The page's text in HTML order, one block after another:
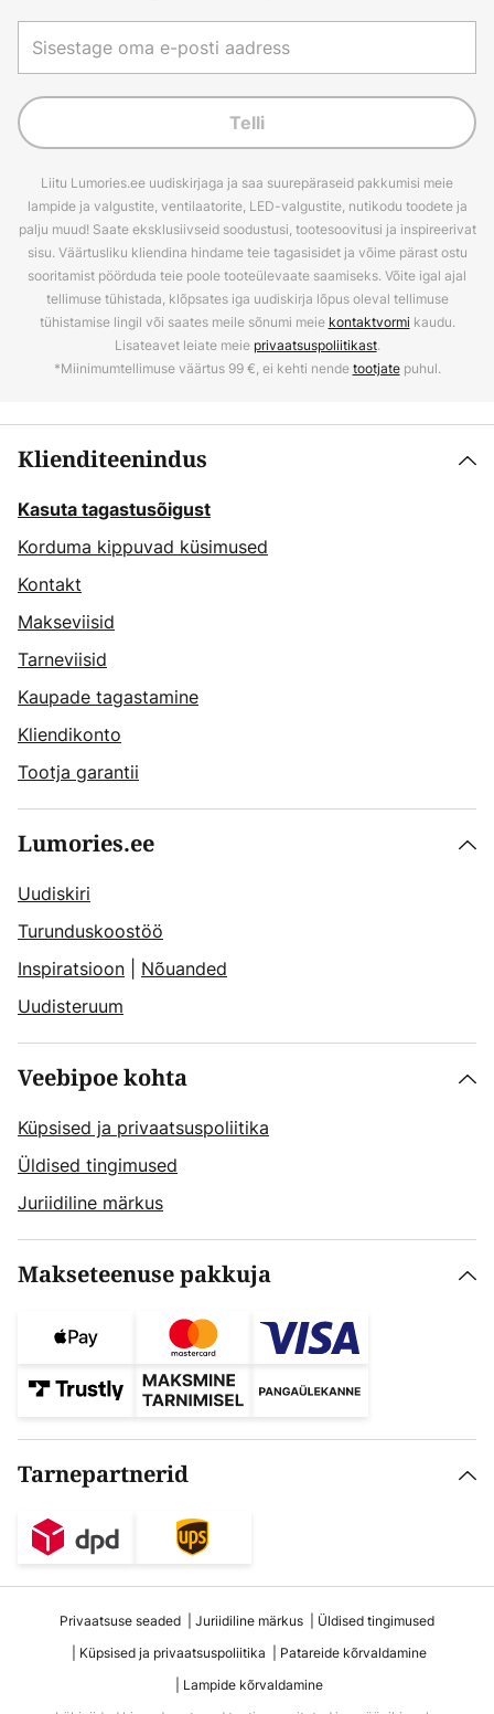
Telli
Liitu Lumories.ee uudiskirjaga ja saa suurepäraseid pakkumisi meie
lampide ja valgustite, ventilaatorite, LED-valgustite, nutikodu toodete ja
palju muud! Saate eksklusiivseid soodustusi, tootesoovitusi ja inspireerivat
sisu. Väärtusliku kliendina hindame teie tagasisidet ja võime pärast ostu
sooritamist pöörduda teie poole tooteülevaate saamiseks. Võite igal ajal
tellimuse tühistada, klõpsates iga uudiskirja lõpus oleval tellimuse
tühistamise lingil või saates meile sõnumi meie kontaktvormi kaudu.
Lisateavet leiate meie privaatsuspoliitikast.
*Miinimumtellimuse väärtus 99 €, ei kehti nendetootjatepuhul.
Klienditeenindus
Kasuta tagastusõigust
Korduma kippuvad küsimused
Kontakt
Makseviisid
Tarneviisid
Kaupade tagastamine
Kliendikonto
Tootja garantii
Lumories.ee
Uudiskiri
Turunduskoostöö
Inspiratsioon
Nõuanded
Uudisteruum
Veebipoe kohta
Küpsised ja privaatsuspoliitika
Üldised tingimused
Juriidiline märkus
Makseteenuse pakkuja
Tarnepartnerid
Privaatsuse seaded Juriidiline märkus
Üldised tingimused
Küpsised ja privaatsuspoliitika
Patareide kõrvaldamine
Lampide kõrvaldamine